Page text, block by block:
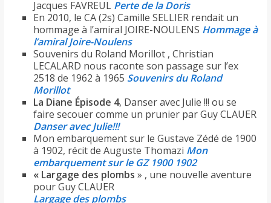
Jacques FAVREUL Perte de la Doris
En 2010, le CA (2s) Camille SELLIER rendait un
hommage à l’amiral JOIRE-NOULENS Hommage à
l’amiral Joire-Noulens
Souvenirs du Roland Morillot , Christian
LECALARD nous raconte son passage sur l’ex
2518 de 1962 à 1965 Souvenirs du Roland
Morillot
La Diane Épisode 4, Danser avec Julie !!! ou se
faire secouer comme un prunier par Guy CLAUER
Danser avec Julie!!!
Mon embarquement sur le Gustave Zédé de 1900
à 1902, récit de Auguste Thomazi Mon
embarquement sur le GZ 1900 1902
« Largage des plombs » , une nouvelle aventure
pour Guy CLAUER
Largage des plombs